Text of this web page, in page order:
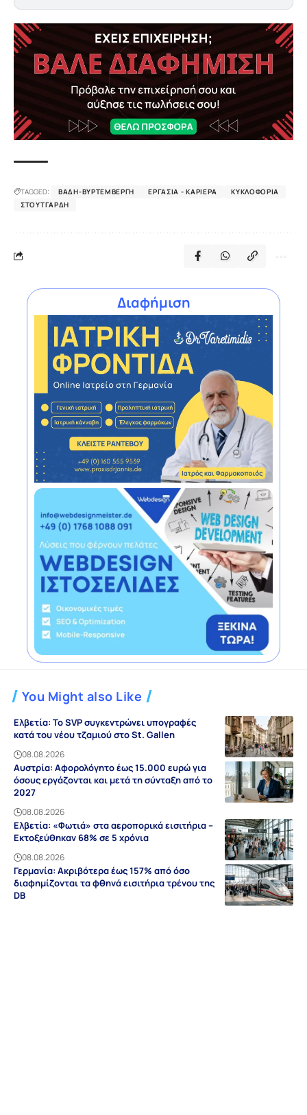
TAGGED: ΒΆΔΗ-ΒΥΡΤΕΜΒΈΡΓΗ ΕΡΓΑΣΊΑ - ΚΑΡΙΈΡΑ
ΚΥΚΛΟΦΟΡΊΑ
ΣΤΟΥΤΓΆΡΔΗ
Διαφήμιση
You Might also Like
Ελβετία: Το SVP συγκεντρώνει υπογραφές
κατά του νέου τζαμιού στο St. Gallen
08.08.2026
Αυστρία: Αφορολόγητο έως 15.000 ευρώ για
όσους εργάζονται και μετά τη σύνταξη από το
2027
08.08.2026
Ελβετία: «Φωτιά» στα αεροπορικά εισιτήρια –
Εκτοξεύθηκαν 68% σε 5 χρόνια
08.08.2026
Γερμανία: Ακριβότερα έως 157% από όσο
διαφημίζονται τα φθηνά εισιτήρια τρένου της
DB